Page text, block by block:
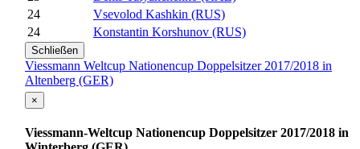
24
Vsevolod Kashkin (RUS)
24
Konstantin Korshunov (RUS)
Schließen
Viessmann Weltcup Nationencup Doppelsitzer 2017/2018 in
Altenberg (GER)
×
Viessmann-Weltcup Nationencup Doppelsitzer 2017/2018 in